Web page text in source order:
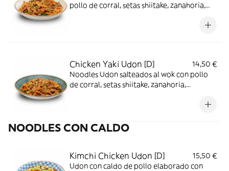
pollo de corral, setas shiitake, zanahoria,
Chicken Yaki Udon [D]
14,50 €
Noodles Udon salteados al wok con pollo
de corral, setas shiitake, zanahoria,
NOODLES CON CALDO
Kimchi Chicken Udon [D]
15,50 €
Udon con caldo de pollo elaborado con